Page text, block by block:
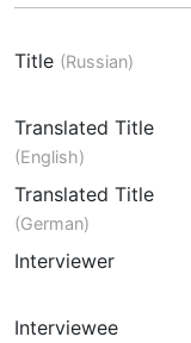
Title (Russian)
Translated Title
(English)
Translated Title
(German)
Interviewer
Interviewee